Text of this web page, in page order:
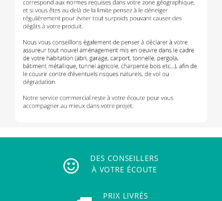
DES CONSEILLERS
À VOTRE ÉCOUTE
PRIX LIVRÉS